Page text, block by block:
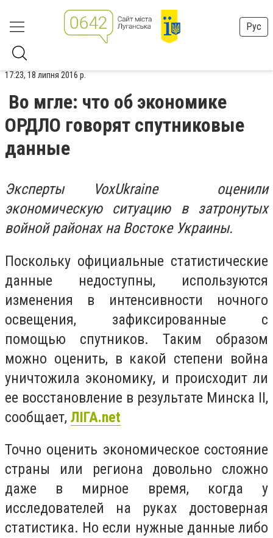
Рус
17:23, 18 липня 2016 р.
Во мгле: что об экономике
ОРДЛО говорят спутниковые
данные
Эксперты VoxUkraine
оценили
экономическую ситуацию в затронутых
войной районах на Востоке Украины.
Поскольку официальные статистические
данные недоступны, используются
изменения в интенсивности ночного
освещения, зафиксированные с
помощью спутников. Таким образом
можно оценить, в какой степени война
уничтожила экономику, и происходит ли
ее восстановление в результате Минска ІІ,
сообщает, ЛІГА.net
Точно оценить экономическое состояние
страны или региона довольно сложно
даже в мирное время, когда у
исследователей на руках достоверная
статистика. Но если нужные данные либо